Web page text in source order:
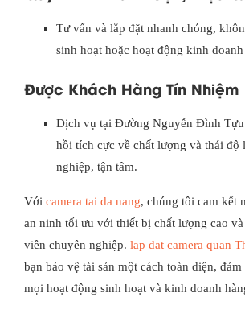
Tư vấn và lắp đặt nhanh chóng,
sinh hoạt hoặc hoạt động kinh doanh
Được Khách Hàng Tín Nhiệm
Dịch vụ tại Đường Nguyễn Đình Tựu
hồi tích cực về chất lượng và thái độ
nghiệp, tận tâm.
Với camera tai da nang, chúng tôi cam kết
an ninh tối ưu với thiết bị chất lượng cao
viên chuyên nghiệp. lap dat camera quan
bạn bảo vệ tài sản một cách toàn diện,
mọi hoạt động sinh hoạt và kinh doanh